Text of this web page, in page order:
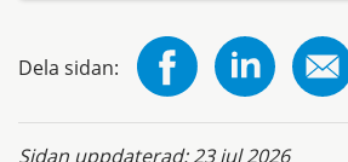
Dela sidan:
Sidan uppdaterad:23 jul 2026